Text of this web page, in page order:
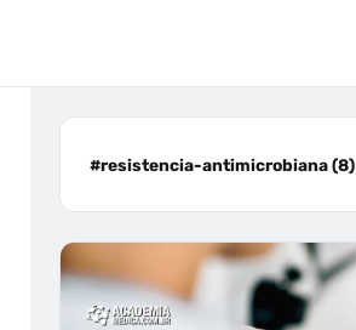
#resistencia-antimicrobiana (8)